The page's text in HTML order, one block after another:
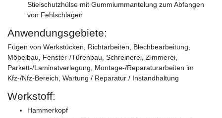
Stielschutzhülse mit Gummiummantelung zum Abfangen
von Fehlschlägen
Anwendungsgebiete:
Fügen von Werkstücken, Richtarbeiten, Blechbearbeitung,
Möbelbau, Fenster-/Türenbau, Schreinerei, Zimmerei,
Parkett-/Laminatverlegung, Montage-/Reparaturarbeiten im
Kfz-/Nfz-Bereich, Wartung / Reparatur / Instandhaltung
Werkstoff:
Hammerkopf